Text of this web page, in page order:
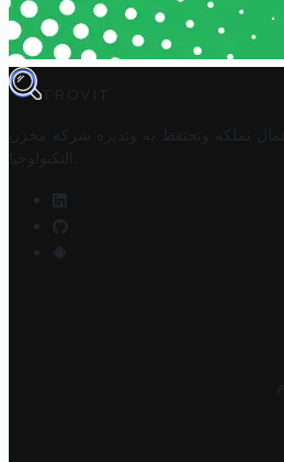
TROVIT
تملكه وتحتفظ به وتديره
شركة مخزن
التكنولوجيا